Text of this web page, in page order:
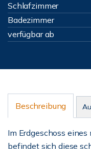
Schlafzimmer
Badezimmer
verfügbar ab
Beschreibung
Im Erdgeschoss
befindet sich diese